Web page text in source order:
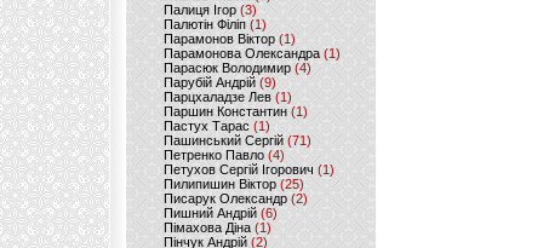
Палиця Ігор (3)
Палютін Філіп(1)
Парамонов Віктор (1)
Парамонова Олександра(1)
Парасюк Володимир(4)
Парубій Андрій (9)
Парцхаладзе Лев (1)
Паршин Константин(1)
Пастух Тарас (1)
Пашинський Сергій (71)
Петренко Павло (4)
Петухов Сергій Ігорович (1)
Пилипишин Віктор(25)
Писарук Олександр(2)
Пишний Андрій (6)
Пімахова Діна(1)
Пінчук Андрій(2)